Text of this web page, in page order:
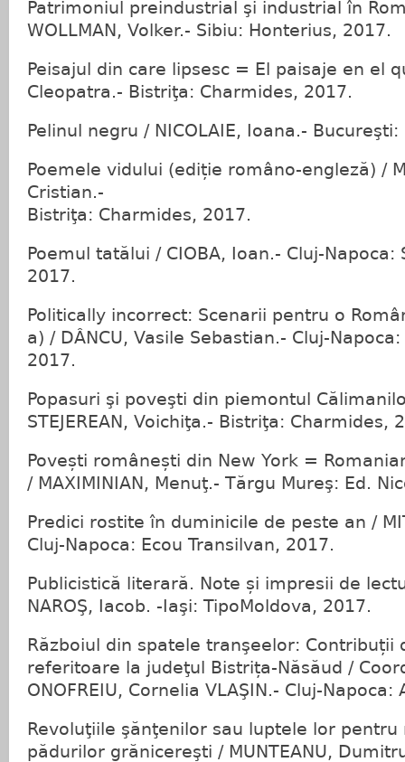
Patrimoniul preindustrial şi industrial în
WOLLMAN, Volker.- Sibiu: Honterius, 2017.
Peisajul din care lipsesc = El paisaje en el
Cleopatra.- Bistriţa: Charmides, 2017.
Pelinul negru / NICOLAIE, Ioana.-
Poemele vidului (ediție româno-engleză) /
Cristian.-
Bistriţa: Charmides, 2017.
Poemul tatălui / CIOBA, Ioan.- Cluj-Napoca:
2017.
Politically incorrect: Scenarii pentru o
a) / DÂNCU, Vasile Sebastian.- Cluj-
2017.
Popasuri şi poveşti din piemontul
STEJEREAN, Voichiţa.- Bistriţa: Charmides,
Povești românești din New York =
/ MAXIMINIAN, Menuţ.- Tărgu Mureş: Ed.
Predici rostite în duminicile de peste an /
Cluj-Napoca: Ecou Transilvan, 2017.
Publicistică literară. Note și impresii de
NAROŞ, Iacob. -Iaşi: TipoMoldova, 2017.
Războiul din spatele tranşeelor: Contribuții
referitoare la judeţul Bistrița-Năsăud /
ONOFREIU, Cornelia VLAŞIN.- Cluj-
Revoluţiile şănţenilor sau luptele lor pentru
pădurilor grănicereşti / MUNTEANU,